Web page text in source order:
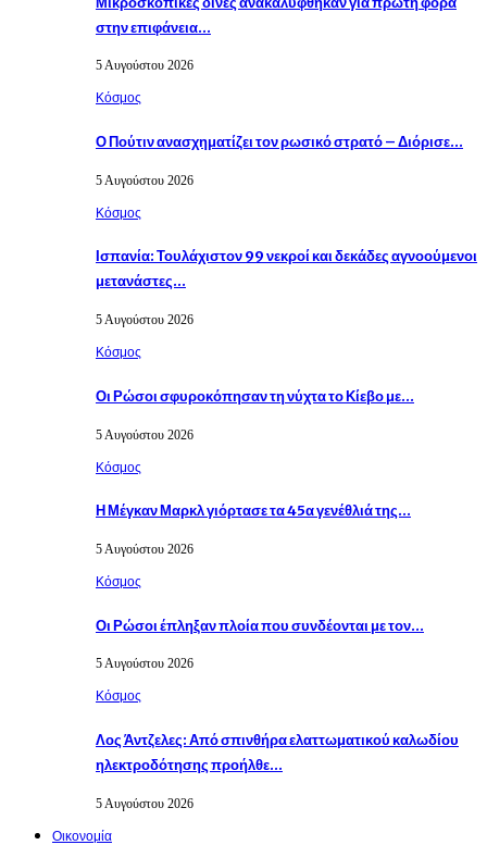
στην επιφάνεια…
5 Αυγούστου 2026
Κόσμος
Ο Πούτιν ανασχηματίζει τον ρωσικό στρατό – Διόρισε…
5 Αυγούστου 2026
Κόσμος
Ισπανία: Τουλάχιστον 99 νεκροί και δεκάδες αγνοούμενοι
μετανάστες…
5 Αυγούστου 2026
Κόσμος
Οι Ρώσοι σφυροκόπησαν τη νύχτα το Κίεβο με…
5 Αυγούστου 2026
Κόσμος
Η Μέγκαν Μαρκλ γιόρτασε τα 45α γενέθλιά της…
5 Αυγούστου 2026
Κόσμος
Οι Ρώσοι έπληξαν πλοία που συνδέονται με τον…
5 Αυγούστου 2026
Κόσμος
Λος Άντζελες: Από σπινθήρα ελαττωματικού καλωδίου
ηλεκτροδότησης προήλθε…
5 Αυγούστου 2026
Οικονομία